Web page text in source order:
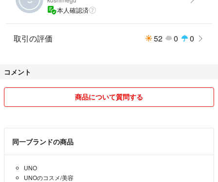
本人確認済
取引の評価 52 0 0
コメント
商品について質問する
同一ブランドの商品
UNO
UNOのコスメ/美容